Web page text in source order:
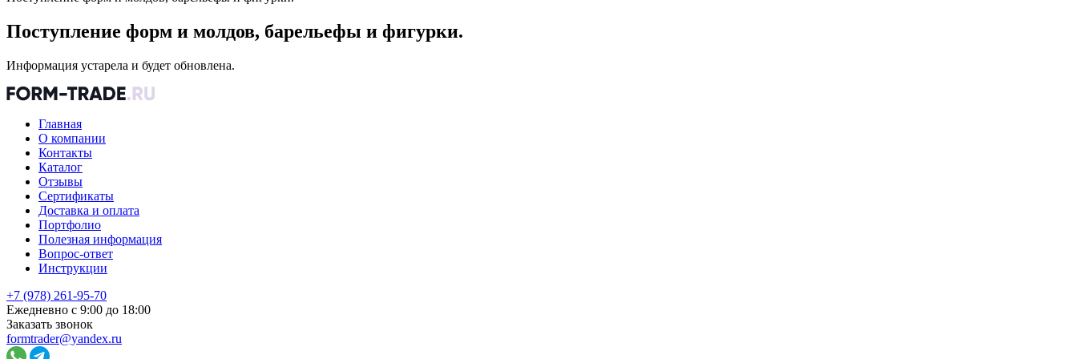
Поступление форм и молдов, барельефы и фигурки.
Информация устарела и будет обновлена.
Главная
О компании
Контакты
Каталог
Отзывы
Сертификаты
Доставка и оплата
Портфолио
Полезная информация
Вопрос-ответ
Инструкции
+7 (978) 261-95-70
Ежедневно с 9:00 до 18:00
Заказать звонок
formtrader@yandex.ru